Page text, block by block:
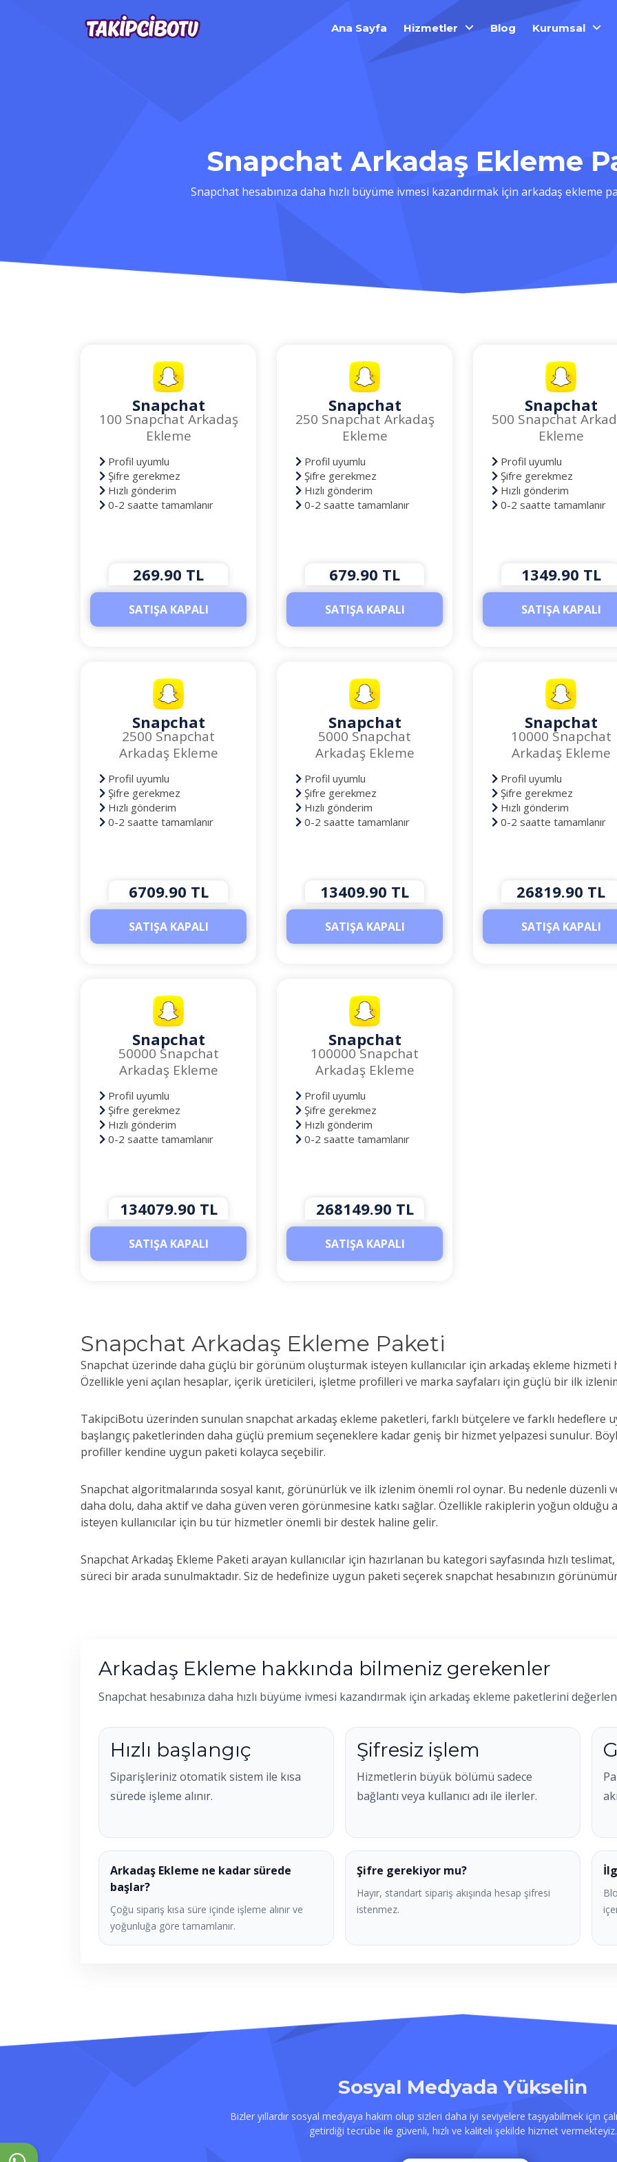
Ana Sayfa Hizmetler Blog Kurumsal
Snapchat Arkadaş Ekleme
Snapchat hesabınıza daha hızlı büyüme ivmesi kazandırmak için arkadaş ekleme
Snapchat
100 Snapchat Arkadaş
Ekleme
Profil uyumlu
Şifre gerekmez
Hızlı gönderim
0-2 saatte tamamlanır
269.90 TL
SATIŞA KAPALI
Snapchat
250 Snapchat Arkadaş
Ekleme
Profil uyumlu
Şifre gerekmez
Hızlı gönderim
0-2 saatte tamamlanır
679.90 TL
SATIŞA KAPALI
Snapchat
500 Snapchat
Ekleme
Profil uyumlu
Şifre gerekmez
Hızlı gönderim
0-2 saatte tamamlanır
1349.90 TL
SATIŞA KAPALI
Snapchat
2500 Snapchat
Arkadaş Ekleme
Profil uyumlu
Şifre gerekmez
Hızlı gönderim
0-2 saatte tamamlanır
6709.90 TL
SATIŞA KAPALI
Snapchat
5000 Snapchat
Arkadaş Ekleme
Profil uyumlu
Şifre gerekmez
Hızlı gönderim
0-2 saatte tamamlanır
13409.90 TL
SATIŞA KAPALI
Snapchat
10000 Snapchat
Arkadaş Ekleme
Profil uyumlu
Şifre gerekmez
Hızlı gönderim
0-2 saatte tamamlanır
26819.90 TL
SATIŞA KAPALI
Snapchat
50000 Snapchat
Arkadaş Ekleme
Profil uyumlu
Şifre gerekmez
Hızlı gönderim
0-2 saatte tamamlanır
134079.90 TL
SATIŞA KAPALI
Snapchat
100000 Snapchat
Arkadaş Ekleme
Profil uyumlu
Şifre gerekmez
Hızlı gönderim
0-2 saatte tamamlanır
268149.90 TL
SATIŞA KAPALI
Snapchat Arkadaş Ekleme Paketi
Snapchat üzerinde daha güçlü bir görünüm oluşturmak isteyen kullanıcılar için arkadaş ekleme hizmeti
Özellikle yeni açılan hesaplar, içerik üreticileri, işletme profilleri ve marka sayfaları için güçlü bir ilk
TakipciBotu üzerinden sunulan snapchat arkadaş ekleme paketleri, farklı bütçelere ve farklı hedeflere
başlangıç paketlerinden daha güçlü premium seçeneklere kadar geniş bir hizmet yelpazesi sunulur.
profiller kendine uygun paketi kolayca seçebilir.
Snapchat algoritmalarında sosyal kanıt, görünürlük ve ilk izlenim önemli rol oynar. Bu nedenle düzenli
daha dolu, daha aktif ve daha güven veren görünmesine katkı sağlar. Özellikle rakiplerin yoğun
isteyen kullanıcılar için bu tür hizmetler önemli bir destek haline gelir.
Snapchat Arkadaş Ekleme Paketi arayan kullanıcılar için hazırlanan bu kategori sayfasında hızlı
süreci bir arada sunulmaktadır. Siz de hedefinize uygun paketi seçerek snapchat hesabınızın
Arkadaş Ekleme hakkında bilmeniz gerekenler
Snapchat hesabınıza daha hızlı büyüme ivmesi kazandırmak için arkadaş ekleme paketlerini
Hızlı başlangıç
Siparişleriniz otomatik sistem ile kısa
sürede işleme alınır.
Şifresiz işlem
Hizmetlerin büyük bölümü sadece
bağlantı veya kullanıcı adı ile ilerler.
Arkadaş Ekleme ne kadar sürede
başlar?
Çoğu sipariş kısa süre içinde işleme alınır ve
yoğunluğa göre tamamlanır.
Şifre gerekiyor mu?
Hayır, standart sipariş akışında hesap şifresi
istenmez.
Sosyal Medyada Yükselin
Bizler yıllardır sosyal medyaya hakim olup sizleri daha iyi seviyelere taşıyabilmek için
getirdiği tecrübe ile güvenli, hızlı ve kaliteli şekilde hizmet vermekteyiz.